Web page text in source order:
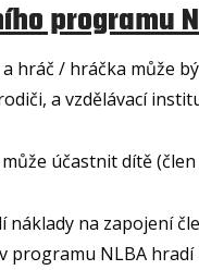
programu
hráč / hráčka může
a vzdělávací
účastnit dítě (člen
náklady na zapojení
programu NLBA